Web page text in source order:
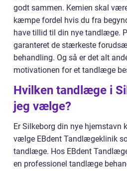
godt sammen. Kemien skal
kæmpe fordel hvis du fra
have tillid til din nye tandlæge.
garanteret de stærkeste
behandling. Og så er det alt
motivationen for et tandlæge
Hvilken tandlæge i
jeg vælge?
Er Silkeborg din nye hjemstavn
vælge EBdent Tandlægeklinik
tandlæge. Hos EBdent
en professionel tandlæge